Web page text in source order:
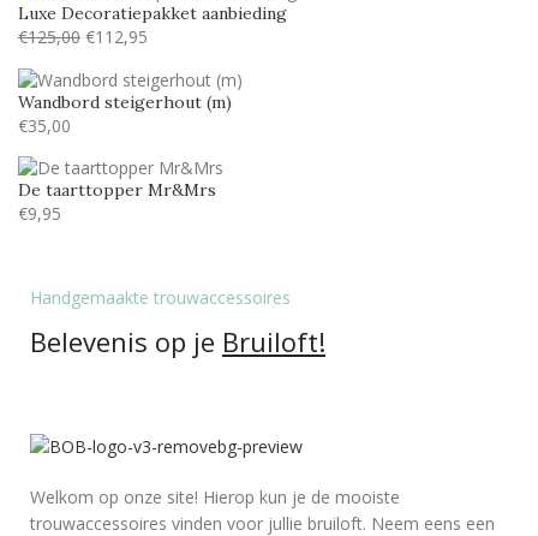
Luxe Decoratiepakket aanbieding
€125,00 €112,95
Wandbord steigerhout (m)
€35,00
De taarttopper Mr&Mrs
€9,95
Handgemaakte trouwaccessoires
Belevenis op je Bruiloft!
Welkom op onze site! Hierop kun je de mooiste
trouwaccessoires vinden voor jullie bruiloft. Neem eens een